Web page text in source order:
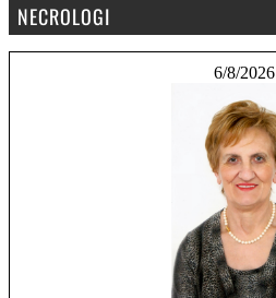
NECROLOGI
6/8/2026